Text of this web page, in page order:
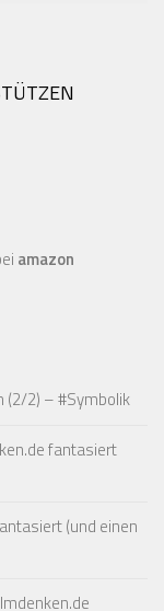
amazon
(2/2) – #Symbolik
fantasiert
(und einen